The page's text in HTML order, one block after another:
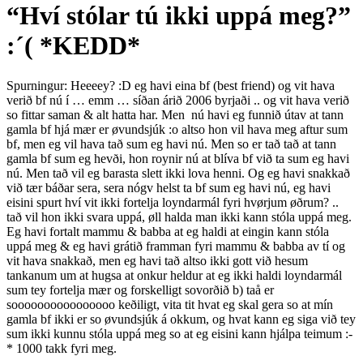
“Hví stólar tú ikki uppá meg?”
:´( *KEDD*
Spurningur: Heeeey? :D eg havi eina bf (best friend) og vit hava
verið bf nú í … emm … síðan árið 2006 byrjaði .. og vit hava verið
so fittar saman & alt hatta har. Men nú havi eg funnið útav at tann
gamla bf hjá mær er øvundsjúk :o altso hon vil hava meg aftur sum
bf, men eg vil hava tað sum eg havi nú. Men so er tað tað at tann
gamla bf sum eg hevði, hon roynir nú at blíva bf við ta sum eg havi
nú. Men tað vil eg barasta slett ikki lova henni. Og eg havi snakkað
við tær báðar sera, sera nógv helst ta bf sum eg havi nú, eg havi
eisini spurt hví vit ikki fortelja loyndarmál fyri hvørjum øðrum? ..
tað vil hon ikki svara uppá, øll halda man ikki kann stóla uppá meg.
Eg havi fortalt mammu & babba at eg haldi at eingin kann stóla
uppá meg & eg havi grátið framman fyri mammu & babba av tí og
vit hava snakkað, men eg havi tað altso ikki gott við hesum
tankanum um at hugsa at onkur heldur at eg ikki haldi loyndarmál
sum tey fortelja mær og forskelligt sovorðið b) taå er
soooooooooooooooo keðiligt, vita tit hvat eg skal gera so at mín
gamla bf ikki er so øvundsjúk á okkum, og hvat kann eg siga við tey
sum ikki kunnu stóla uppá meg so at eg eisini kann hjálpa teimum :-
* 1000 takk fyri meg.